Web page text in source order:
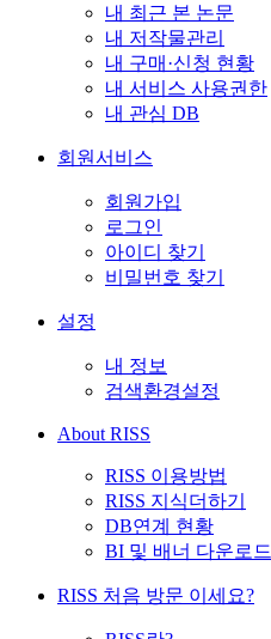
내 최근 본 논문
내 저작물관리
내 구매·신청 현황
내 서비스 사용권한
내 관심 DB
회원서비스
회원가입
로그인
아이디 찾기
비밀번호 찾기
설정
내 정보
검색환경설정
About RISS
RISS 이용방법
RISS 지식더하기
DB연계 현황
BI 및 배너 다운로드
RISS 처음 방문 이세요?